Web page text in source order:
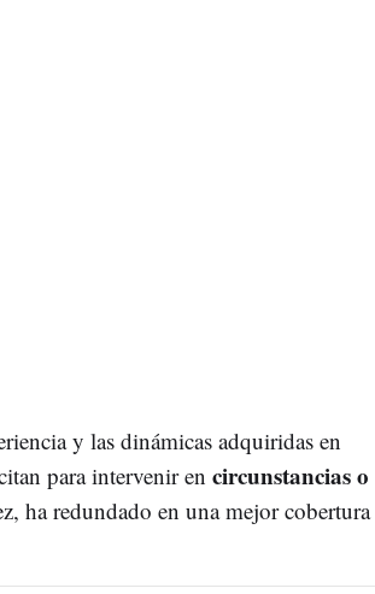
y las dinámicas adquiridas en
para intervenir en circunstancias o
ha redundado en una mejor cobertura